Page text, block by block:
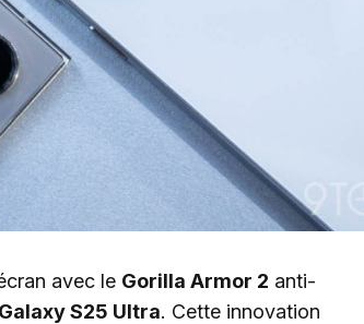
avec le Gorilla Armor 2 anti-
S25 Ultra. Cette innovation